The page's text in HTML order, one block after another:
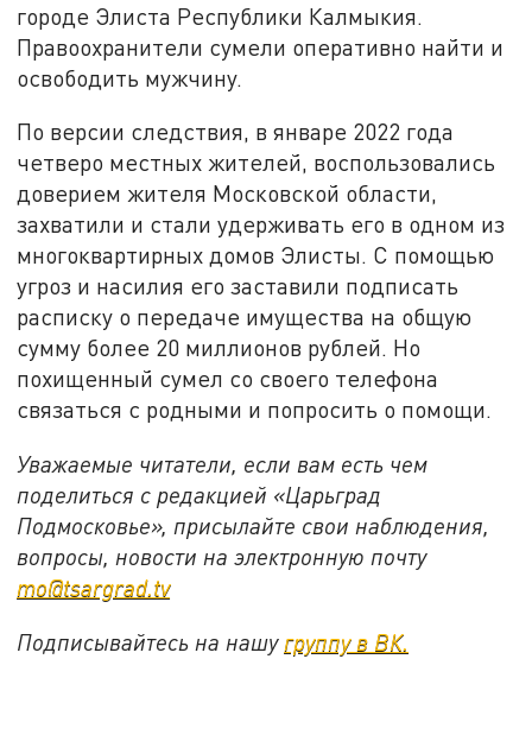
городе Элиста Республики Калмыкия.
Правоохранители сумели оперативно найти и
освободить мужчину.
По версии следствия, в январе 2022 года
четверо местных жителей, воспользовались
доверием жителя Московской области,
захватили и стали удерживать его в одном из
многоквартирных домов Элисты. С помощью
угроз и насилия его заставили подписать
расписку о передаче имущества на общую
сумму более 20 миллионов рублей. Но
похищенный сумел со своего телефона
связаться с родными и попросить о помощи.
Уважаемые читатели, если вам есть чем
поделиться с редакцией «Царьград
Подмосковье», присылайте свои наблюдения,
вопросы, новости на электронную почту
mo@tsargrad.tv
Подписывайтесь на нашу группу в ВК.